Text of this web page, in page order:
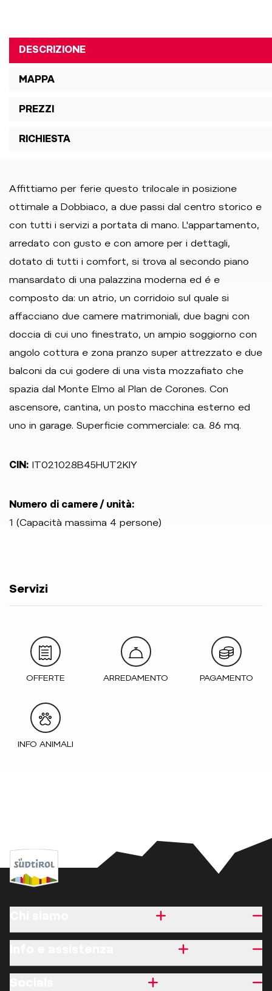
DESCRIZIONE
MAPPA
PREZZI
RICHIESTA
Affittiamo per ferie questo trilocale in posizione
ottimale a Dobbiaco, a due passi dal centro storico e
con tutti i servizi a portata di mano. L'appartamento,
arredato con gusto e con amore per i dettagli,
dotato di tutti i comfort, si trova al secondo piano
mansardato di una palazzina moderna ed é e
composto da: un atrio, un corridoio sul quale si
affacciano due camere matrimoniali, due bagni con
doccia di cui uno finestrato, un ampio soggiorno con
angolo cottura e zona pranzo super attrezzato e due
balconi da cui godere di una vista mozzafiato che
spazia dal Monte Elmo al Plan de Corones. Con
ascensore, cantina, un posto macchina esterno ed
uno in garage. Superficie commerciale: ca. 86 mq.
CIN: IT021028B45HUT2KIY
Numero di camere / unità:
1 (Capacità massima 4 persone)
Servizi
OFFERTE ARREDAMENTO PAGAMENTO
INFO ANIMALI